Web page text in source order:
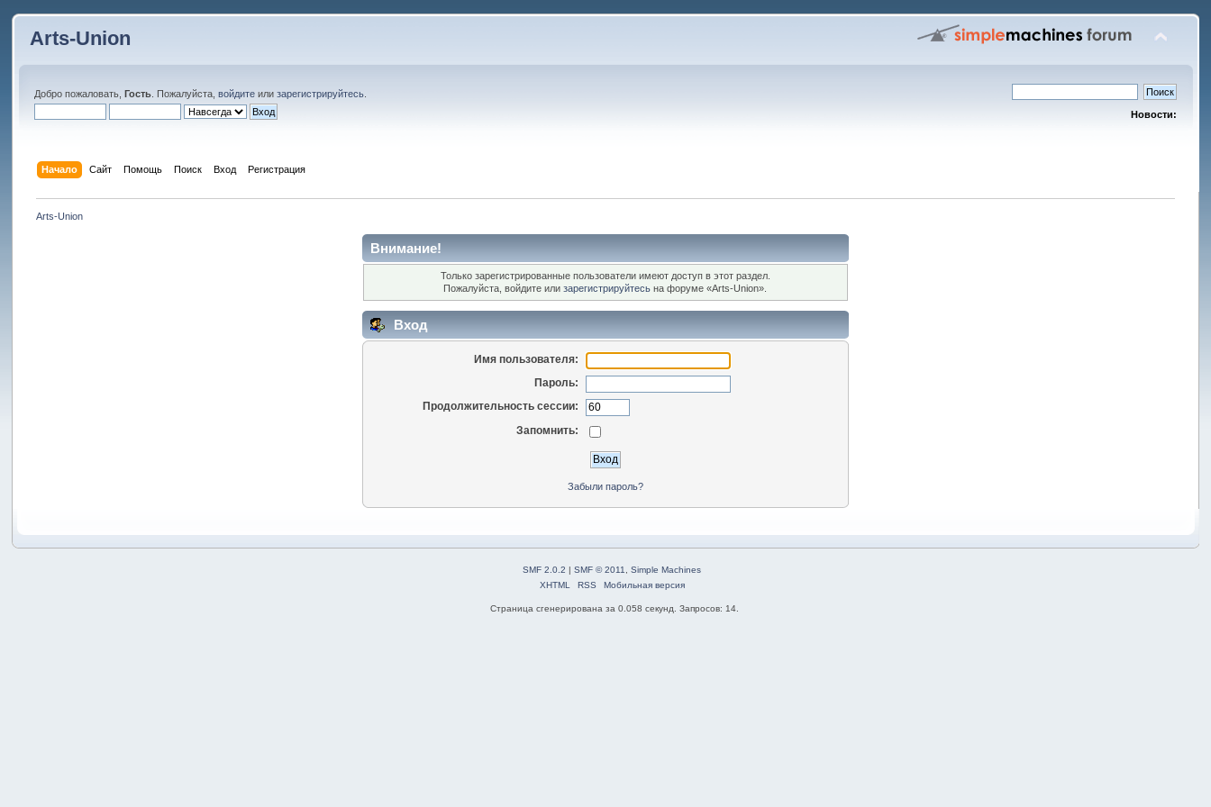
Arts-Union
Добро пожаловать,Гость . Пожалуйста,войдите илизарегистрируйтесь
Новости:
Начало Сайт Помощь Поиск Вход Регистрация
Arts-Union
Внимание!
Только зарегистрированные пользователи имеют доступ в этот раздел.
Пожалуйста, войдите илизарегистрируйтесь на форуме «Arts-Union».
Вход
Имя пользователя:
Пароль:
Продолжительность сессии:
Запомнить:
Забыли пароль?
SMF 2.0.2 |SMF © 2011 ,Simple Machines
XHTML
RSS Мобильная версия
Страница сгенерирована за 0.058 секунд. Запросов: 14.